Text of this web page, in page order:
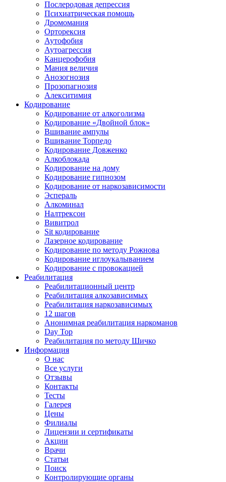
Послеродовая депрессия
Психиатрическая помощь
Дромомания
Орторексия
Аутофобия
Аутоагрессия
Канцерофобия
Мания величия
Анозогнозия
Прозопагнозия
Алекситимия
Кодирование
Кодирование от алкоголизма
Кодирование «Двойной блок»
Вшивание ампулы
Вшивание Торпедо
Кодирование Довженко
Алкоблокада
Кодирование на дому
Кодирование гипнозом
Кодирование от наркозависимости
Эспераль
Алкоминал
Налтрексон
Вивитрол
Sit кодирование
Лазерное кодирование
Кодирование по методу Рожнова
Кодирование иглоукалыванием
Кодирование с провокацией
Реабилитация
Реабилитационный центр
Реабилитация алкозависимых
Реабилитация наркозависимых
12 шагов
Анонимная реабилитация наркоманов
Day Top
Реабилитация по методу Шичко
Информация
О нас
Все услуги
Отзывы
Контакты
Тесты
Галерея
Цены
Филиалы
Лицензии и сертификаты
Акции
Врачи
Статьи
Поиск
Контролирующие органы